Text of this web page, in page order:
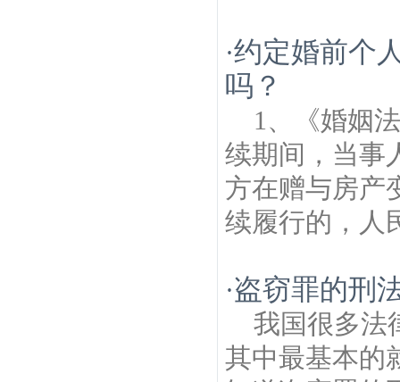
·约定婚前个
吗？
1、《婚姻
续期间，当事
方在赠与房产
续履行的，人
·盗窃罪的刑
我国很多法
其中最基本的